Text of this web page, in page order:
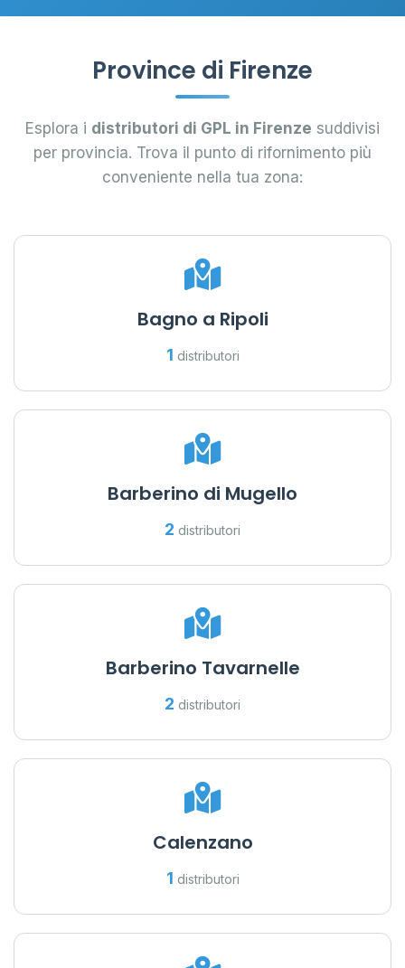
Province di Firenze
Esplora i distributori di GPL in Firenze suddivisi
per provincia. Trova il punto di rifornimento più
conveniente nella tua zona:
Bagno a Ripoli
1 distributori
Barberino di Mugello
2 distributori
Barberino Tavarnelle
2 distributori
Calenzano
1 distributori